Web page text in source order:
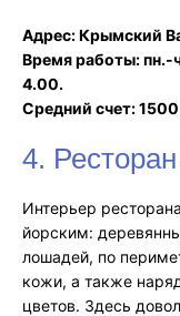
Адрес: Крымский
Время работы: пн.-
4.00.
Средний счет:
4.
Интерьер
йорским:
лошадей, по
кожи, а также
цветов. Здесь